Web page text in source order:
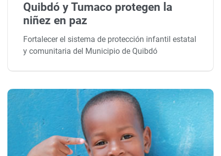
Quibdó y Tumaco protegen la
niñez en paz
Fortalecer el sistema de protección infantil estatal
y comunitaria del Municipio de Quibdó